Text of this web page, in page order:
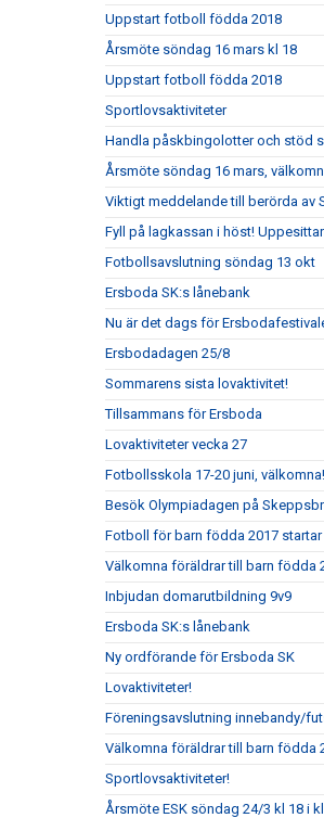
Uppstart fotboll födda 2018
Årsmöte söndag 16 mars kl 18
Uppstart fotboll födda 2018
Sportlovsaktiviteter
Handla påskbingolotter och stöd
Årsmöte söndag 16 mars,
Viktigt meddelande till berörda
Fyll på lagkassan i höst!
Fotbollsavslutning söndag 13 okt
Ersboda SK:s lånebank
Nu är det dags för
Ersbodadagen 25/8
Sommarens sista lovaktivitet!
Tillsammans för Ersboda
Lovaktiviteter vecka 27
Fotbollsskola 17-20 juni, välkomna!
Besök Olympiadagen på
Fotboll för barn födda 2017 startar
Välkomna föräldrar till barn födda
Inbjudan domarutbildning 9v9
Ersboda SK:s lånebank
Ny ordförande för Ersboda SK
Lovaktiviteter!
Föreningsavslutning innebandy/
Välkomna föräldrar till barn födda
Sportlovsaktiviteter!
Årsmöte ESK söndag 24/3 kl 18 i